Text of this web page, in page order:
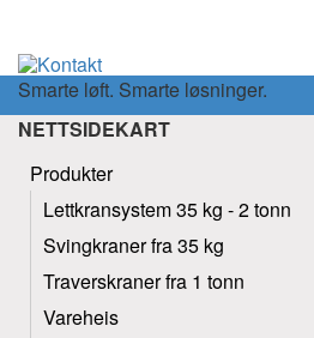
Smarte løft. Smarte løsninger.
NETTSIDEKART
Produkter
Lettkransystem 35 kg - 2 tonn
Svingkraner fra 35 kg
Traverskraner fra 1 tonn
Vareheis